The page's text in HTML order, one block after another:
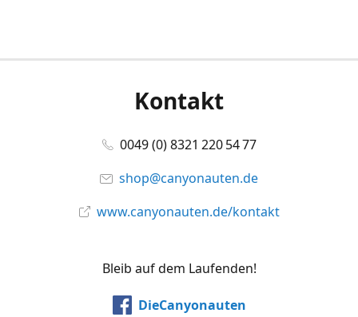
Kontakt
0049 (0) 8321 220 54 77
shop@canyonauten.de
www.canyonauten.de/kontakt
Bleib auf dem Laufenden!
DieCanyonauten